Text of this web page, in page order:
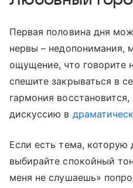
Первая половина дня
нервы – недопонимания,
ощущение, что говорите
спешите закрываться в
гармония
дискуссию в
Если есть тема, которую
выбирайте спокойный
меня не слушаешь»